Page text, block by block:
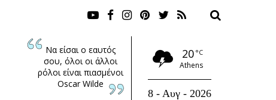
Να είσαι ο εαυτός
σου, όλοι οι άλλοι
ρόλοι είναι πιασμένοι
Oscar Wilde
20 °C
Athens
8 - Αυγ - 2026